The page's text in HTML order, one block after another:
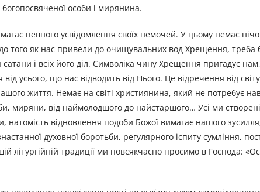
особи і мирянина.
певного усвідомлення своїх немочей. У цьому немає
того як нас привели до очищувальних вод Хрещення, треба
і всіх його діл. Символіка чину Хрещення пригадує нам,
усього, що нас відводить від Нього. Це відречення від
життя. Немає на світі християнина, який не потребує
миряни, від наймолодшого до найстаршого… Усі ми
натомість відновлення подоби Божої вимагає нашого
духовної боротьби, регулярного іспиту сумління,
літургійній традиції ми повсякчасно просимо в Господа: